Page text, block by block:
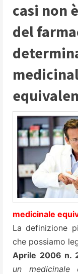
casi non
del
medicinale
La definizione
che possiamo
Aprile 2006 n.
un medicinale